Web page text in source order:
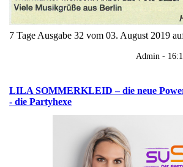
7 Tage Ausgabe 32 vom 03. August 2019
Admin -
LILA SOMMERKLEID – die neue
- die Partyhexe